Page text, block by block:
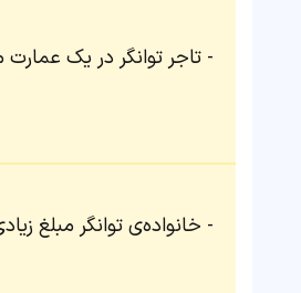
تاجر توانگر در یک
خانواده‌ی توانگر مبلغ